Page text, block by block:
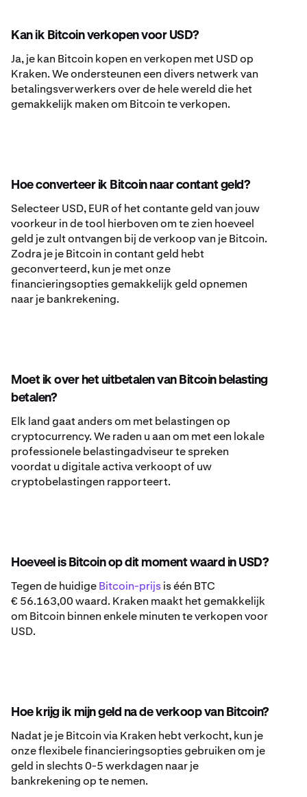
Kan ik Bitcoin verkopen voor USD?
Ja, je kan Bitcoin kopen en verkopen met USD op
Kraken. We ondersteunen een divers netwerk van
betalingsverwerkers over de hele wereld die het
gemakkelijk maken om Bitcoin te verkopen.
Hoe converteer ik Bitcoin naar contant geld?
Selecteer USD, EUR of het contante geld van jouw
voorkeur in de tool hierboven om te zien hoeveel
geld je zult ontvangen bij de verkoop van je Bitcoin.
Zodra je je Bitcoin in contant geld hebt
geconverteerd, kun je met onze
financieringsopties gemakkelijk geld opnemen
naar je bankrekening.
Moet ik over het uitbetalen van Bitcoin belasting
betalen?
Elk land gaat anders om met belastingen op
cryptocurrency. We raden u aan om met een lokale
professionele belastingadviseur te spreken
voordat u digitale activa verkoopt of uw
cryptobelastingen rapporteert.
Hoeveel is Bitcoin op dit moment waard in USD?
Tegen de huidigeBitcoin-prijsis één BTC
€ 56.163,00 waard. Kraken maakt het gemakkelijk
om Bitcoin binnen enkele minuten te verkopen voor
USD.
Hoe krijg ik mijn geld na de verkoop van Bitcoin?
Nadat je je Bitcoin via Kraken hebt verkocht, kun je
onze flexibele financieringsopties gebruiken om je
geld in slechts 0-5 werkdagen naar je
bankrekening op te nemen.